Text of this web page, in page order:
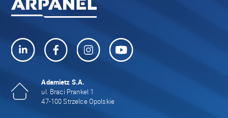
Adamietz S.A.
ul. Braci Prankel 1
47-100 Strzelce Opolskie